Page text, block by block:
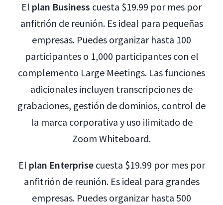
El plan Business cuesta $19.99 por mes por
anfitrión de reunión. Es ideal para pequeñas
empresas. Puedes organizar hasta 100
participantes o 1,000 participantes con el
complemento Large Meetings. Las funciones
adicionales incluyen transcripciones de
grabaciones, gestión de dominios, control de
la marca corporativa y uso ilimitado de
Zoom Whiteboard.
El plan Enterprisecuesta $19.99 por mes por
anfitrión de reunión. Es ideal para grandes
empresas. Puedes organizar hasta 500